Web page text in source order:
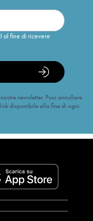
al fine di ricevere
newsletter. Puoi annullare
disponibile alla fine di ogni